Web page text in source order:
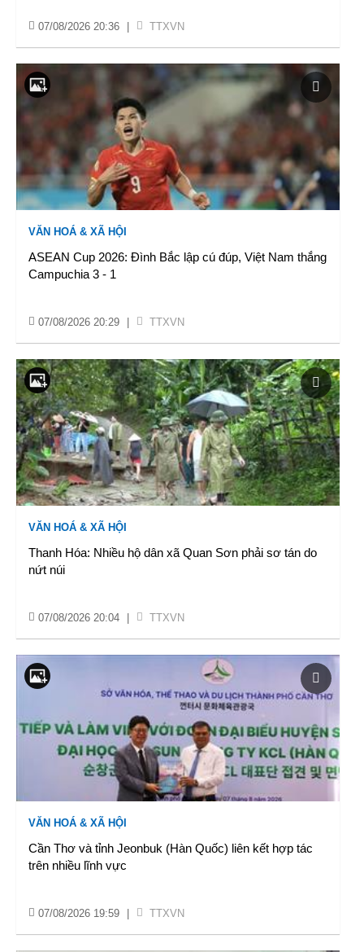
07/08/2026 20:36 TTXVN
VĂN HOÁ & XÃ HỘI
ASEAN Cup 2026: Đình Bắc lập cú đúp, Việt Nam thắng
Campuchia 3 - 1
07/08/2026 20:29 TTXVN
VĂN HOÁ & XÃ HỘI
Thanh Hóa: Nhiều hộ dân xã Quan Sơn phải sơ tán do
nứt núi
07/08/2026 20:04 TTXVN
VĂN HOÁ & XÃ HỘI
Cần Thơ và tỉnh Jeonbuk (Hàn Quốc) liên kết hợp tác
trên nhiều lĩnh vực
07/08/2026 19:59 TTXVN